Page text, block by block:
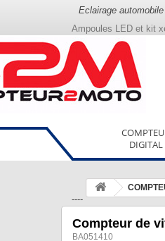
Eclairage
Ampoules LED et kit
DIGITAL
----
Compteur de
BA051410